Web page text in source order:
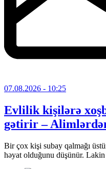
07.08.2026 - 10:25
Evlilik kişilərə
gətirir –
Bir çox kişi subay qalmağı
həyat olduğunu düşünür.